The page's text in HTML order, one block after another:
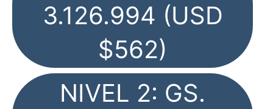
3.126.994 (USD
$562)
NIVEL 2: GS.